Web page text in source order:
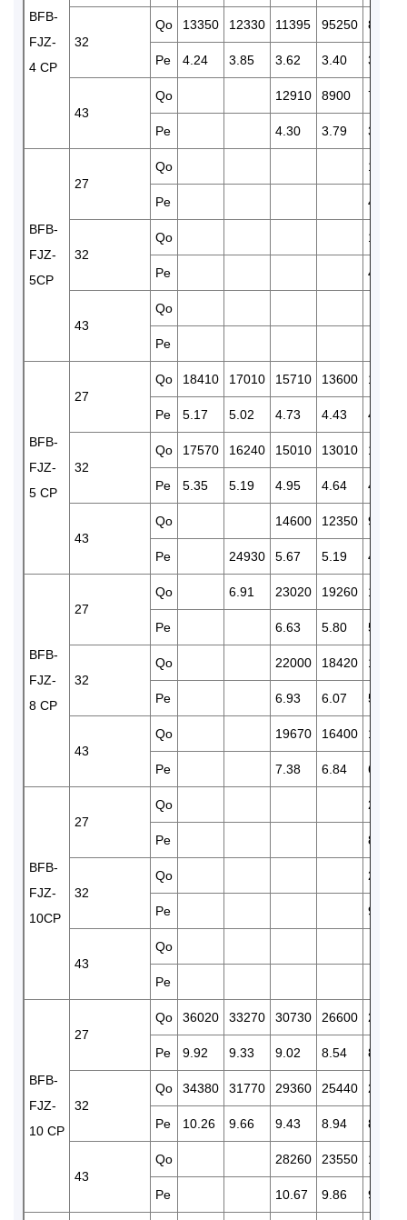
BFB-
FJZ-
4 CP
32
Qo 13350 12330 11395 95250 8188
Pe 4.24 3.85 3.62 3.40 3.26
43
Qo 12910 8900 7280
Pe 4.30 3.79 3.54
BFB-
FJZ-
5CP
27
Qo 10580
Pe 4.46
32
Qo 10220
Pe 4.70
43
Qo
Pe
BFB-
FJZ-
5 CP
27
Qo 18410 17010 15710 13600 11930
Pe 5.17 5.02 4.73 4.43 4.09
32
Qo 17570 16240 15010 13010 10460
Pe 5.35 5.19 4.95 4.64 4.33
43
Qo 14600 12350 9550
Pe 24930 5.67 5.19 4.65
BFB-
FJZ-
8 CP
27
Qo 6.91 23020 19260 15780
Pe 6.63 5.80 5.30
32
Qo 22000 18420 15100
Pe 6.93 6.07 5.56
43
Qo 19670 16400 13480
Pe 7.38 6.84 6.39
BFB-
FJZ-
10CP
27
Qo 21360
Pe 8.69
32
Qo 20650
Pe 9.16
43
Qo
Pe
BFB-
FJZ-
10 CP
27
Qo 36020 33270 30730 26600 22070
Pe 9.92 9.33 9.02 8.54 8.06
32
Qo 34380 31770 29360 25440 21120
Pe 10.26 9.66 9.43 8.94 8.45
43
Qo 28260 23550 19360
Pe 10.67 9.86 9.21